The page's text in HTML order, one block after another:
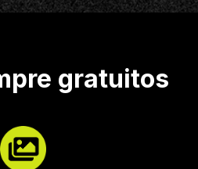
gratuitos